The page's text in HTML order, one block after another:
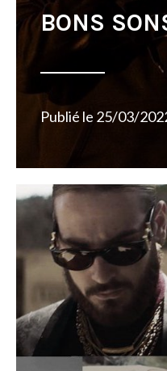
BONS
Publié le 25/03/